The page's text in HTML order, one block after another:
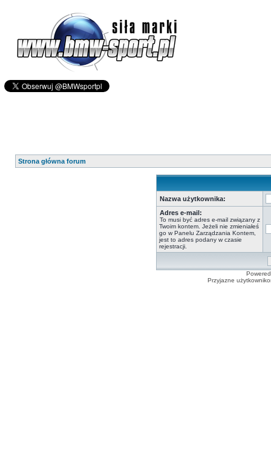
Strona główna forum
Nazwa użytkownika:
Adres e-mail:
To musi być adres e-mail związany z
Twoim kontem. Jeżeli nie zmieniałeś
go w Panelu Zarządzania Kontem,
jest to adres podany w czasie
rejestracji.
Przyjazne